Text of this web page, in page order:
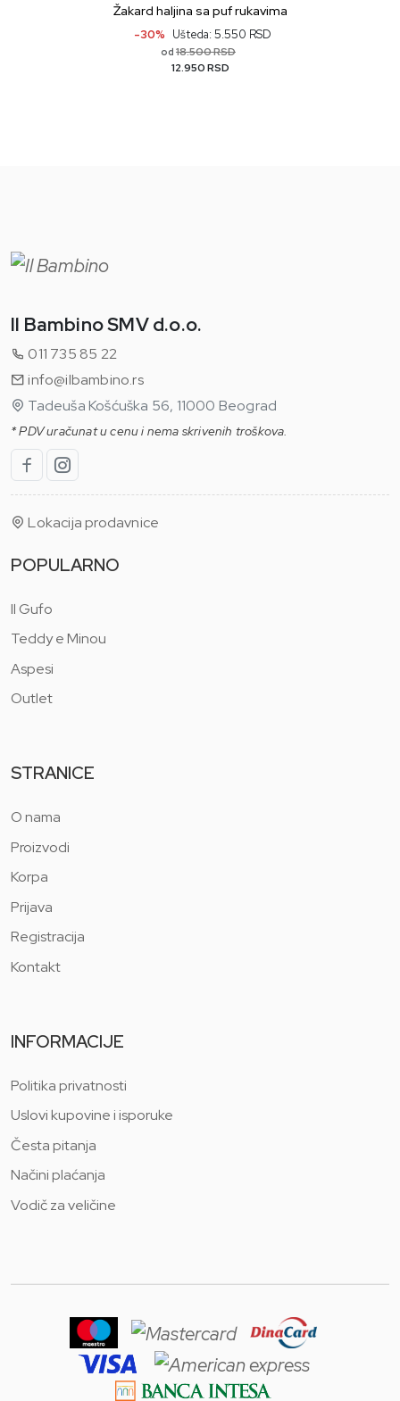
Žakard haljina sa puf rukavima
-30% Ušteda: 5.550 RSD
od 18.500 RSD
12.950 RSD
Il Bambino SMV d.o.o.
011 735 85 22
info@ilbambino.rs
Tadeuša Košćuška 56, 11000 Beograd
* PDV uračunat u cenu i nema skrivenih troškova.
Lokacija prodavnice
POPULARNO
Il Gufo
Teddy e Minou
Aspesi
Outlet
STRANICE
O nama
Proizvodi
Korpa
Prijava
Registracija
Kontakt
INFORMACIJE
Politika privatnosti
Uslovi kupovine i isporuke
Česta pitanja
Načini plaćanja
Vodič za veličine